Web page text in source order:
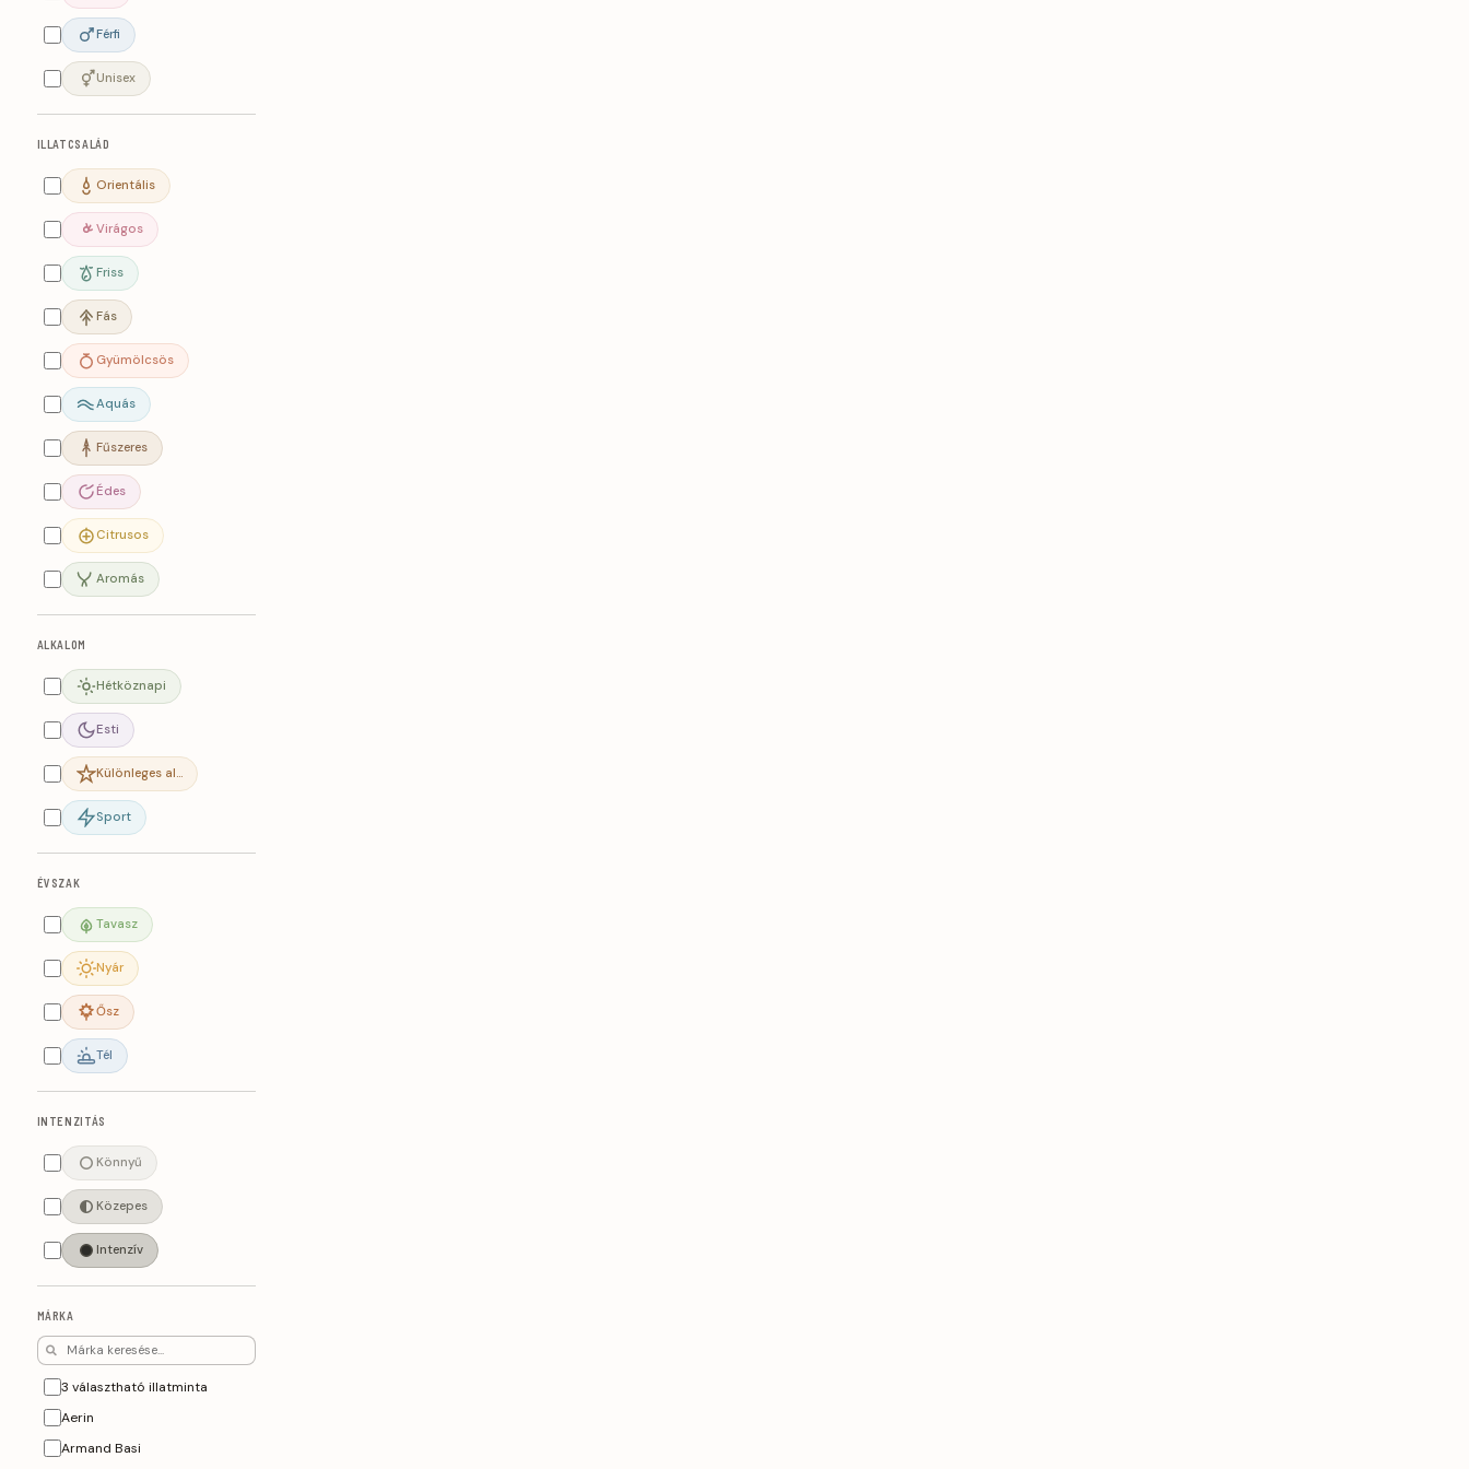
Férfi
Unisex
ILLATCSALÁD
Orientális
Virágos
Friss
Fás
Gyümölcsös
Aquás
Fűszeres
Édes
Citrusos
Aromás
ALKALOM
Hétköznapi
Esti
Különleges al…
Sport
ÉVSZAK
Tavasz
Nyár
Ősz
Tél
INTENZITÁS
Könnyű
Közepes
Intenzív
MÁRKA
3 választható illatminta
Aerin
Armand Basi